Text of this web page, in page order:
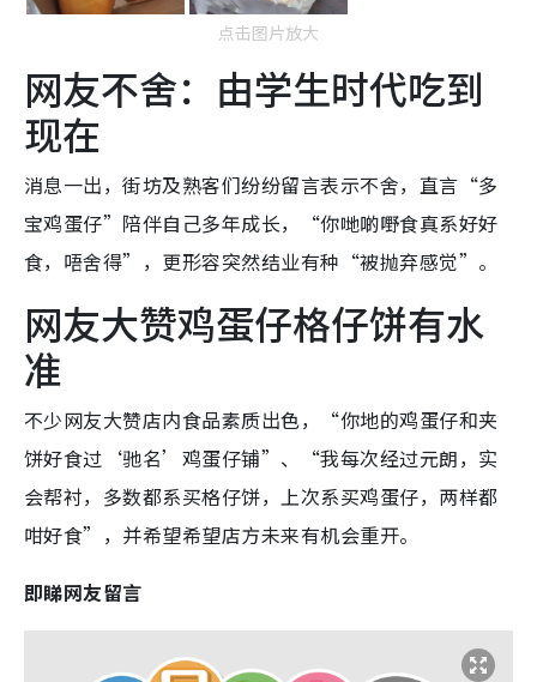
点击图片放大
网友不舍：由学生时代吃到
现在
消息一出，街坊及熟客们纷纷留言表示不舍，直言“多
宝鸡蛋仔”陪伴自己多年成长，“你哋啲嘢食真系好好
食，唔舍得”，更形容突然结业有种“被抛弃感觉”。
网友大赞鸡蛋仔格仔饼有水
准
不少网友大赞店内食品素质出色，“你地的鸡蛋仔和夹
饼好食过‘驰名’鸡蛋仔铺”、“我每次经过元朗，实
会帮衬，多数都系买格仔饼，上次系买鸡蛋仔，两样都
咁好食”，并希望希望店方未来有机会重开。
即睇网友留言